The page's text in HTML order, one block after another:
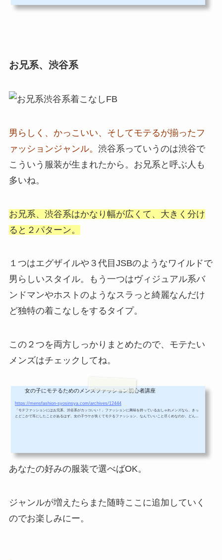
お兄系、渋谷系
男らしく、かっこいい、そしてモテるが揃ったフ
ァッションジャンル。 渋谷系っていうのは渋谷で
こういう服装が生まれたから。お兄系と呼ぶ人も
多いね。
お兄系、渋谷系はかなり幅が広くて、大きく分け
ると２パターン。
１つはエグザイルや３代目JSBのようなワイルドで
男らしいスタイル。もう一つはヴィジュアル系バ
ンドマンやホストのようなスラっと綺麗なんだけ
ど独特の着こなしをするタイプ。
この２つを両方しっかりまとめたので、モテたい
メンズはチェックしてね。
女の子にモテるためのメンズファッション初心者講座
https://mensfashion-syosinsya.com/archives/12444
「モテファッションにはお兄系、渋谷系がカッコいい！」ファッションに興味を持っているおしゃれメンズなら、きっ
とどこかで耳にしたことがあるはず。女の子ウケが良くてモテるファッション、なんていいこと尽くめなのか。どんな
あなたの好みの服装で選べばOK。
ジャンルが増えたらまた随時ここに追加していく
のでお楽しみにー。